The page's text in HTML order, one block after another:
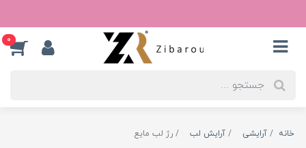
0
خانه آرایشی آرایش لب رژ لب مایع